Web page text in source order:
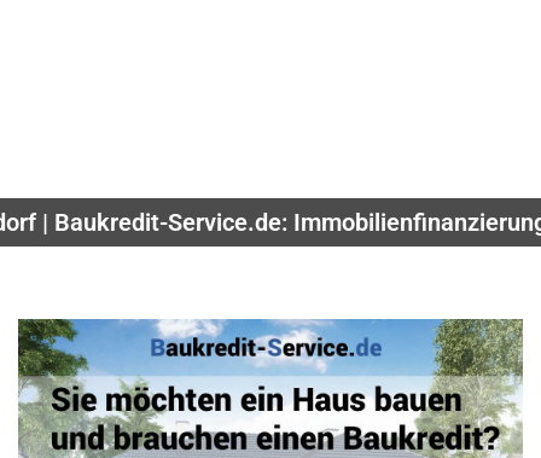
| Baukredit-Service.de: